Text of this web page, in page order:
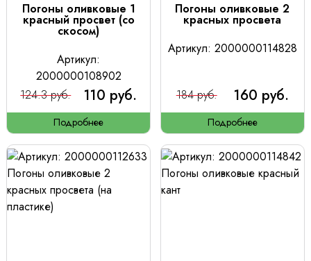
Погоны оливковые 1
красный просвет (со
скосом)
Артикул:
2000000108902
124.3 руб.
110 руб.
Подробнее
Погоны оливковые 2
красных просвета
Артикул: 2000000114828
184 руб. 160 руб.
Подробнее